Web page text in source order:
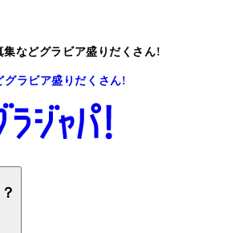
集などグラビア盛りだくさん!
グラビア盛りだくさん!